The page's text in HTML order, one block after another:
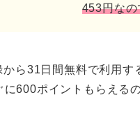
453円なの
ら31日間無料で利用す
に600ポイントもらえる